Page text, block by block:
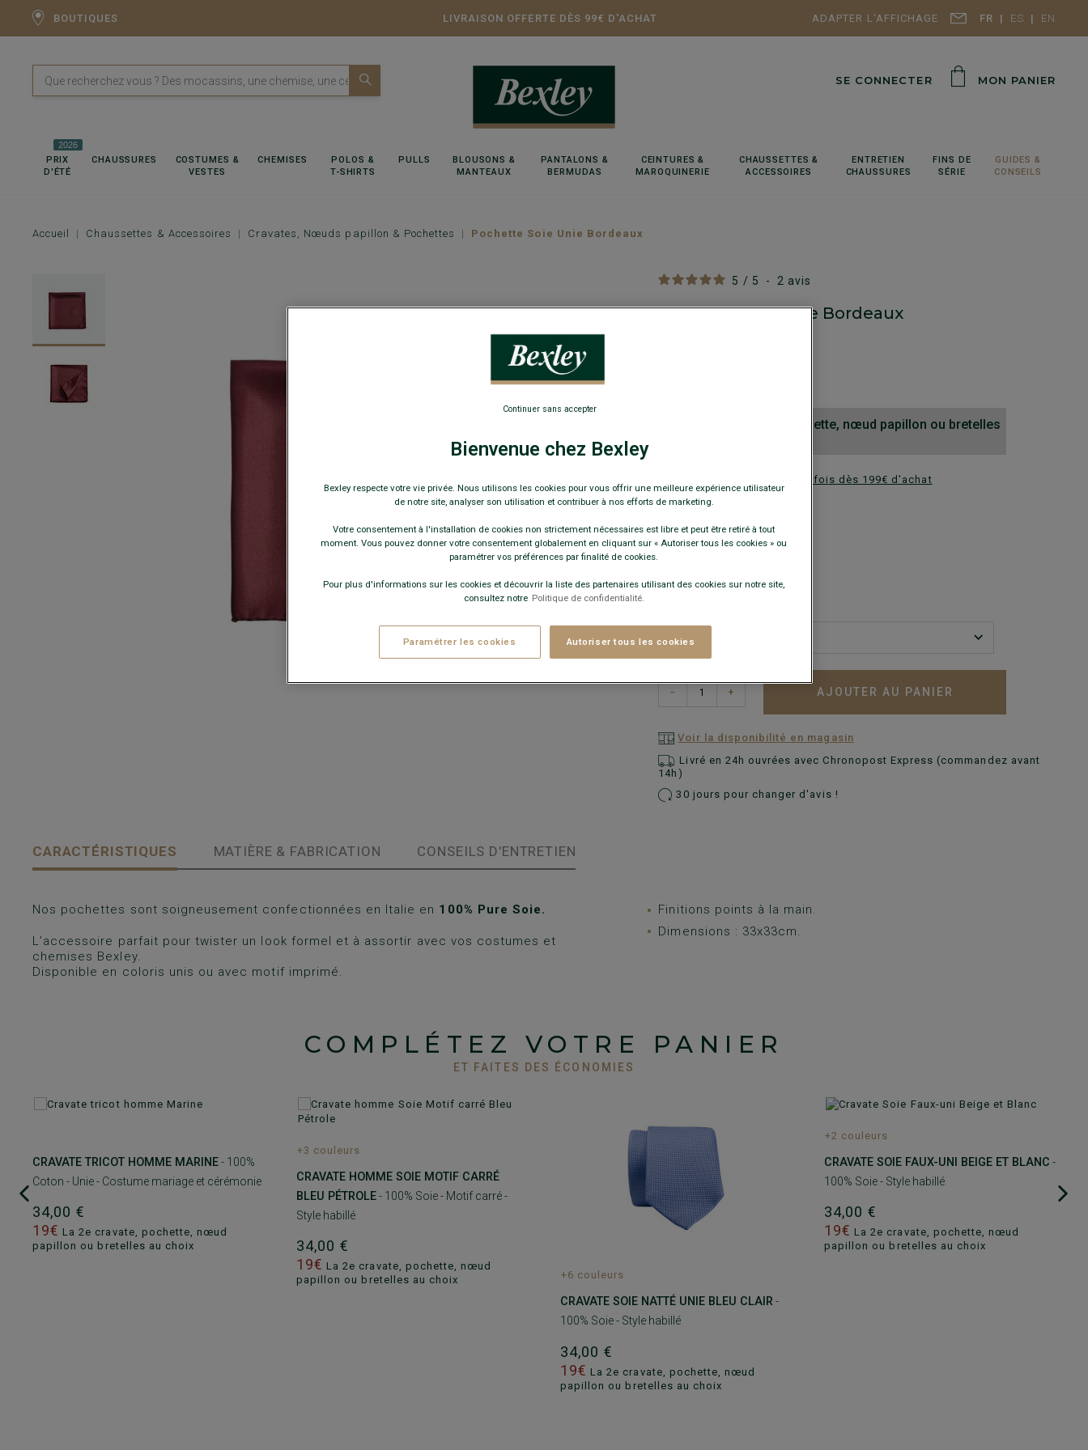
FR ES EN
BOUTIQUES LIVRAISON OFFERTE DÈS 99€ D'ACHAT ADAPTER L'AFFICHAGE
SE CONNECTER MON PANIER
PRIX
D'ÉTÉ
2026
CHAUSSURES
COSTUMES &
VESTES
CHEMISES
POLOS &
T-SHIRTS
PULLS
BLOUSONS &
MANTEAUX
PANTALONS &
BERMUDAS
CEINTURES &
MAROQUINERIE
CHAUSSETTES &
ACCESSOIRES
ENTRETIEN
CHAUSSURES
FINS DE
SÉRIE
GUIDES &
CONSEILS
Accueil Chaussettes & Accessoires Cravates, Nœuds papillon & Pochettes Pochette Soie Unie Bordeaux
5 / 5 - 2 avis
Pochette Soie Unie Bordeaux
La 2e cravate, pochette, nœud papillon ou bretelles
Payez en plusieurs fois dès 199€ d'achat
− + AJOUTER AU PANIER
Voir la disponibilité en magasin
Livré en 24h ouvrées avec Chronopost Express (commandez avant
14h)
30 jours pour changer d'avis !
CARACTÉRISTIQUES MATIÈRE & FABRICATION CONSEILS D'ENTRETIEN
Nos pochettes sont soigneusement confectionnées en Italie en 100% Pure Soie.
L’accessoire parfait pour twister un look formel et à assortir avec vos costumes et
chemises Bexley.
Disponible en coloris unis ou avec motif imprimé.
Finitions points à la main.
Dimensions : 33x33cm.
COMPLÉTEZ VOTRE PANIER
ET FAITES DES ÉCONOMIES
CRAVATE TRICOT HOMME MARINE- 100%
Coton - Unie - Costume mariage et cérémonie
34,00 €
19€ La 2e cravate, pochette, nœud
papillon ou bretelles au choix
+3 couleurs
CRAVATE HOMME SOIE MOTIF CARRÉ
BLEU PÉTROLE- 100% Soie - Motif carré -
Style habillé
34,00 €
19€ La 2e cravate, pochette, nœud
papillon ou bretelles au choix
+6 couleurs
CRAVATE SOIE NATTÉ UNIE BLEU CLAIR -
100% Soie - Style habillé
34,00 €
19€ La 2e cravate, pochette, nœud
papillon ou bretelles au choix
+2 couleurs
CRAVATE SOIE FAUX-UNI BEIGE ET BLANC -
100% Soie - Style habillé
34,00 €
19€ La 2e cravate, pochette, nœud
papillon ou bretelles au choix
Bienvenue chez Bexley
Bexley respecte votre vie privée. Nous utilisons les cookies pour vous offrir une meilleure expérience utilisateur
de notre site, analyser son utilisation et contribuer à nos efforts de marketing.
Votre consentement à l'installation de cookies non strictement nécessaires est libre et peut être retiré à tout
moment. Vous pouvez donner votre consentement globalement en cliquant sur « Autoriser tous les cookies » ou
paramétrer vos préférences par finalité de cookies.
Pour plus d'informations sur les cookies et découvrir la liste des partenaires utilisant des cookies sur notre site,
consultez notre Politique de confidentialité.
Paramétrer les cookies Autoriser tous les cookies
Continuer sans accepter